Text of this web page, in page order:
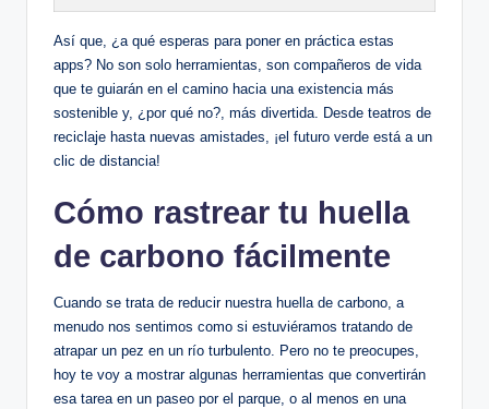
Así que, ¿a qué esperas para poner en práctica estas
apps? No son solo herramientas, son compañeros de vida
que te guiarán en el camino hacia una existencia más
sostenible y, ¿por qué no?, más divertida. Desde teatros de
reciclaje hasta nuevas amistades, ¡el futuro verde está a un
clic de distancia!
Cómo rastrear tu huella
de carbono fácilmente
Cuando se trata de reducir nuestra huella de carbono, a
menudo nos sentimos como si estuviéramos tratando de
atrapar un pez en un río turbulento. Pero no te preocupes,
hoy te voy a mostrar algunas herramientas que convertirán
esa tarea en un paseo por el parque, o al menos en una